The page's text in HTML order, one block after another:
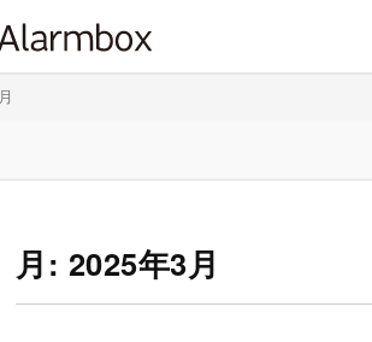
月: 2025年3月